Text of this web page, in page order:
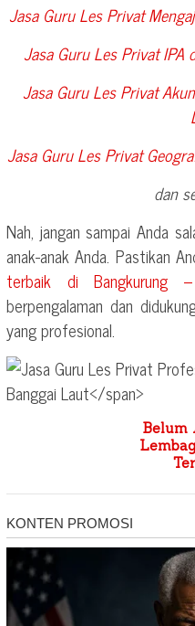
Jasa Guru Les Privat
Jasa Guru Les Privat IPA
Jasa Guru Les Privat
Jasa Guru Les Privat
dan
Nah, jangan sampai Anda
anak-anak Anda. Pastikan
terbaik diBangkurung
berpengalaman dan
yang profesional.
Belum